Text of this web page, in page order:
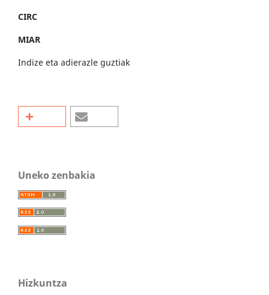
CIRC
MIAR
Indize eta adierazle guztiak
Uneko zenbakia
Hizkuntza